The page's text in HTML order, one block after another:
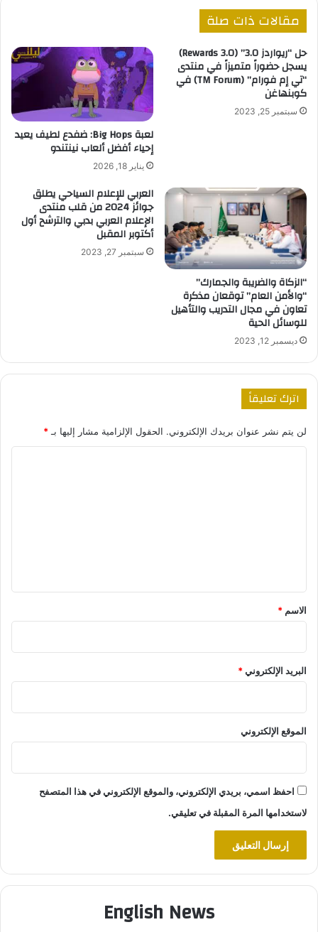
مقالات ذات صلة
حل “ريواردز 3.0” (Rewards 3.0)
يسجل حضوراً متميزاً في منتدى
“تي إم فورام” (TM Forum) في
كوبنهاغن
سبتمبر 25, 2023
لعبة Big Hops: ضفدع لطيف يعيد
إحياء أفضل ألعاب نينتندو
يناير 18, 2026
“الزكاة والضريبة والجمارك”
“والأمن العام” توقعان مذكرة
تعاون في مجال التدريب والتأهيل
للوسائل الحية
ديسمبر 12, 2023
العربي للإعلام السياحي يطلق
جوائز 2024 من قلب منتدى
الإعلام العربي بدبي والترشح أول
أكتوبر المقبل
سبتمبر 27, 2023
اترك تعليقاً
لن يتم نشر عنوان بريدك الإلكتروني. الحقول الإلزامية مشار إليها بـ *
*
الاسم *
البريد الإلكتروني*
الموقع الإلكتروني
احفظ اسمي، بريدي الإلكتروني، والموقع الإلكتروني في هذا المتصفح
لاستخدامها المرة المقبلة في تعليقي.
English News